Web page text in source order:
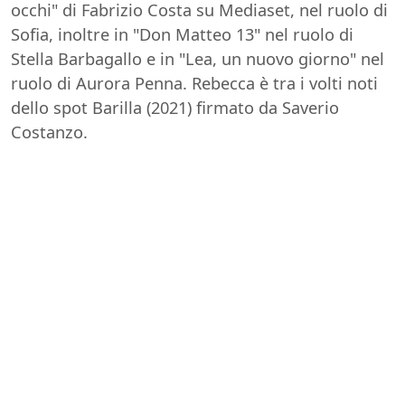
occhi" di Fabrizio Costa su Mediaset, nel ruolo di
Sofia, inoltre in "Don Matteo 13" nel ruolo di
Stella Barbagallo e in "Lea, un nuovo giorno" nel
ruolo di Aurora Penna. Rebecca è tra i volti noti
dello spot Barilla (2021) firmato da Saverio
Costanzo.